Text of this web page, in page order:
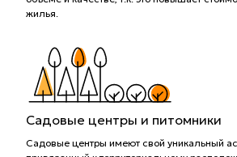
жилья.
Садовые центры и питомники
Садовые центры имеют свой уникальный